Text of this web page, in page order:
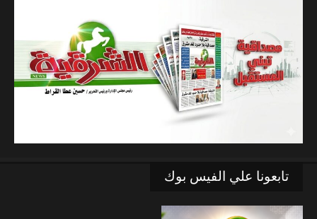
تابعونا علي الفيس بوك